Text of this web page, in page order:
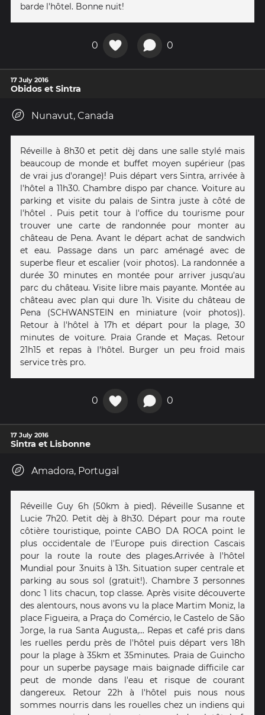
barde l'hôtel. Bonne nuit!
0 0
17 July 2016
Obidos et Sintra
Nunavut, Canada
Réveille à 8h30 et petit dèj dans une salle stylé mais
beaucoup de monde et buffet moyen supérieur (pas
de vrai jus d'orange)! Puis départ vers Sintra, arrivée à
l'hôtel a 11h30. Chambre dispo par chance. Voiture au
parking et visite du palais de Sintra juste à côté de
l'hôtel . Puis petit tour à l'office du tourisme pour
trouver une carte de randonnée pour monter au
château de Pena. Avant le départ achat de sandwich
et eau. Passage dans un parc aménagé avec de
superbe fleur et escalier (voir photos). La randonnée a
durée 30 minutes en montée pour arriver jusqu'au
parc du château. Visite libre mais payante. Montée au
château avec plan qui dure 1h. Visite du château de
Pena (SCHWANSTEIN en miniature (voir photos)).
Retour à l'hôtel à 17h et départ pour la plage, 30
minutes de voiture. Praia Grande et Maças. Retour
21h15 et repas à l'hôtel. Burger un peu froid mais
service très pro.
0 0
17 July 2016
Sintra et Lisbonne
Amadora, Portugal
Réveille Guy 6h (50km à pied). Réveille Susanne et
Lucie 7h20. Petit dèj à 8h30. Départ pour ma route
côtière touristique, pointe CABO DA ROCA point le
plus occidentale de l'Europe puis direction Cascais
pour la route la route des plages.Arrivée à l'hôtel
Mundial pour 3nuits à 13h. Situation super centrale et
parking au sous sol (gratuit!). Chambre 3 personnes
donc 1 lits chacun, top classe. Après visite découverte
des alentours, nous avons vu la place Martim Moniz, la
place Figueira, a Praça do Comércio, le Castelo de São
Jorge, la rua Santa Augusta,... Repas et café pris dans
les ruelles perdu près de l'hôtel puis départ vers 18h
pour la plage à 35km et 35minutes. Praia de Guincho
pour un superbe paysage mais baignade difficile car
peut de monde dans l'eau et risque de courant
dangereux. Retour 22h à l'hôtel puis nous nous
sommes nourris dans les rouelles chez un indiens qui